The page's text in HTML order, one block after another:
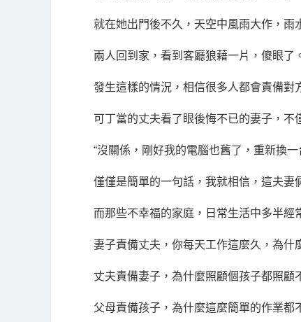
就在她出門後不久，天空中風雨大作，雨
兩人回到家，看到客廳狼藉一片，傻眼了
發生這樣的情況，相信很多人都會責備對
可丁當的丈夫看了眼後悔不已的妻子，不
“沒關係，剛好我的電腦也舊了，重新換一
僅僅是簡單的一句話，我就相信，這夫妻
而那些不幸福的家庭，日常生活中多半經
妻子責備丈夫，你每天工作這麼久，為什
丈夫責備妻子，為什麼照顧個孩子都照顧
父母責備孩子，為什麼這麼簡單的作業都